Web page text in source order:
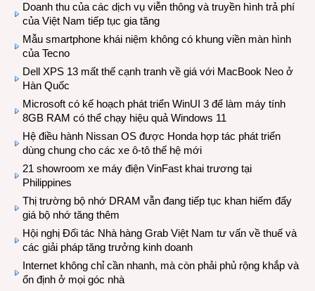
Doanh thu của các dịch vụ viễn thông và truyền hình trả phí
của Việt Nam tiếp tục gia tăng
Mẫu smartphone khái niệm không có khung viền màn hình
của Tecno
Dell XPS 13 mất thế cạnh tranh về giá với MacBook Neo ở
Hàn Quốc
Microsoft có kế hoạch phát triển WinUI 3 để làm máy tính
8GB RAM có thể chạy hiệu quả Windows 11
Hệ điều hành Nissan OS được Honda hợp tác phát triển
dùng chung cho các xe ô-tô thế hệ mới
21 showroom xe máy điện VinFast khai trương tại
Philippines
Thị trường bộ nhớ DRAM vẫn đang tiếp tục khan hiếm đẩy
giá bộ nhớ tăng thêm
Hội nghị Đối tác Nhà hàng Grab Việt Nam tư vấn về thuế và
các giải pháp tăng trưởng kinh doanh
Internet không chỉ cần nhanh, mà còn phải phủ rộng khắp và
ổn định ở mọi góc nhà